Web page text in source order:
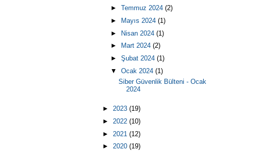
► Temmuz 2024 (2)
►
Mayıs 2024 (1)
► Nisan 2024 (1)
►
Mart 2024 (2)
► Şubat 2024 (1)
▼ Ocak 2024 (1)
Siber Güvenlik Bülteni - Ocak
2024
► 2023 (19)
► 2022 (10)
► 2021 (12)
► 2020 (19)